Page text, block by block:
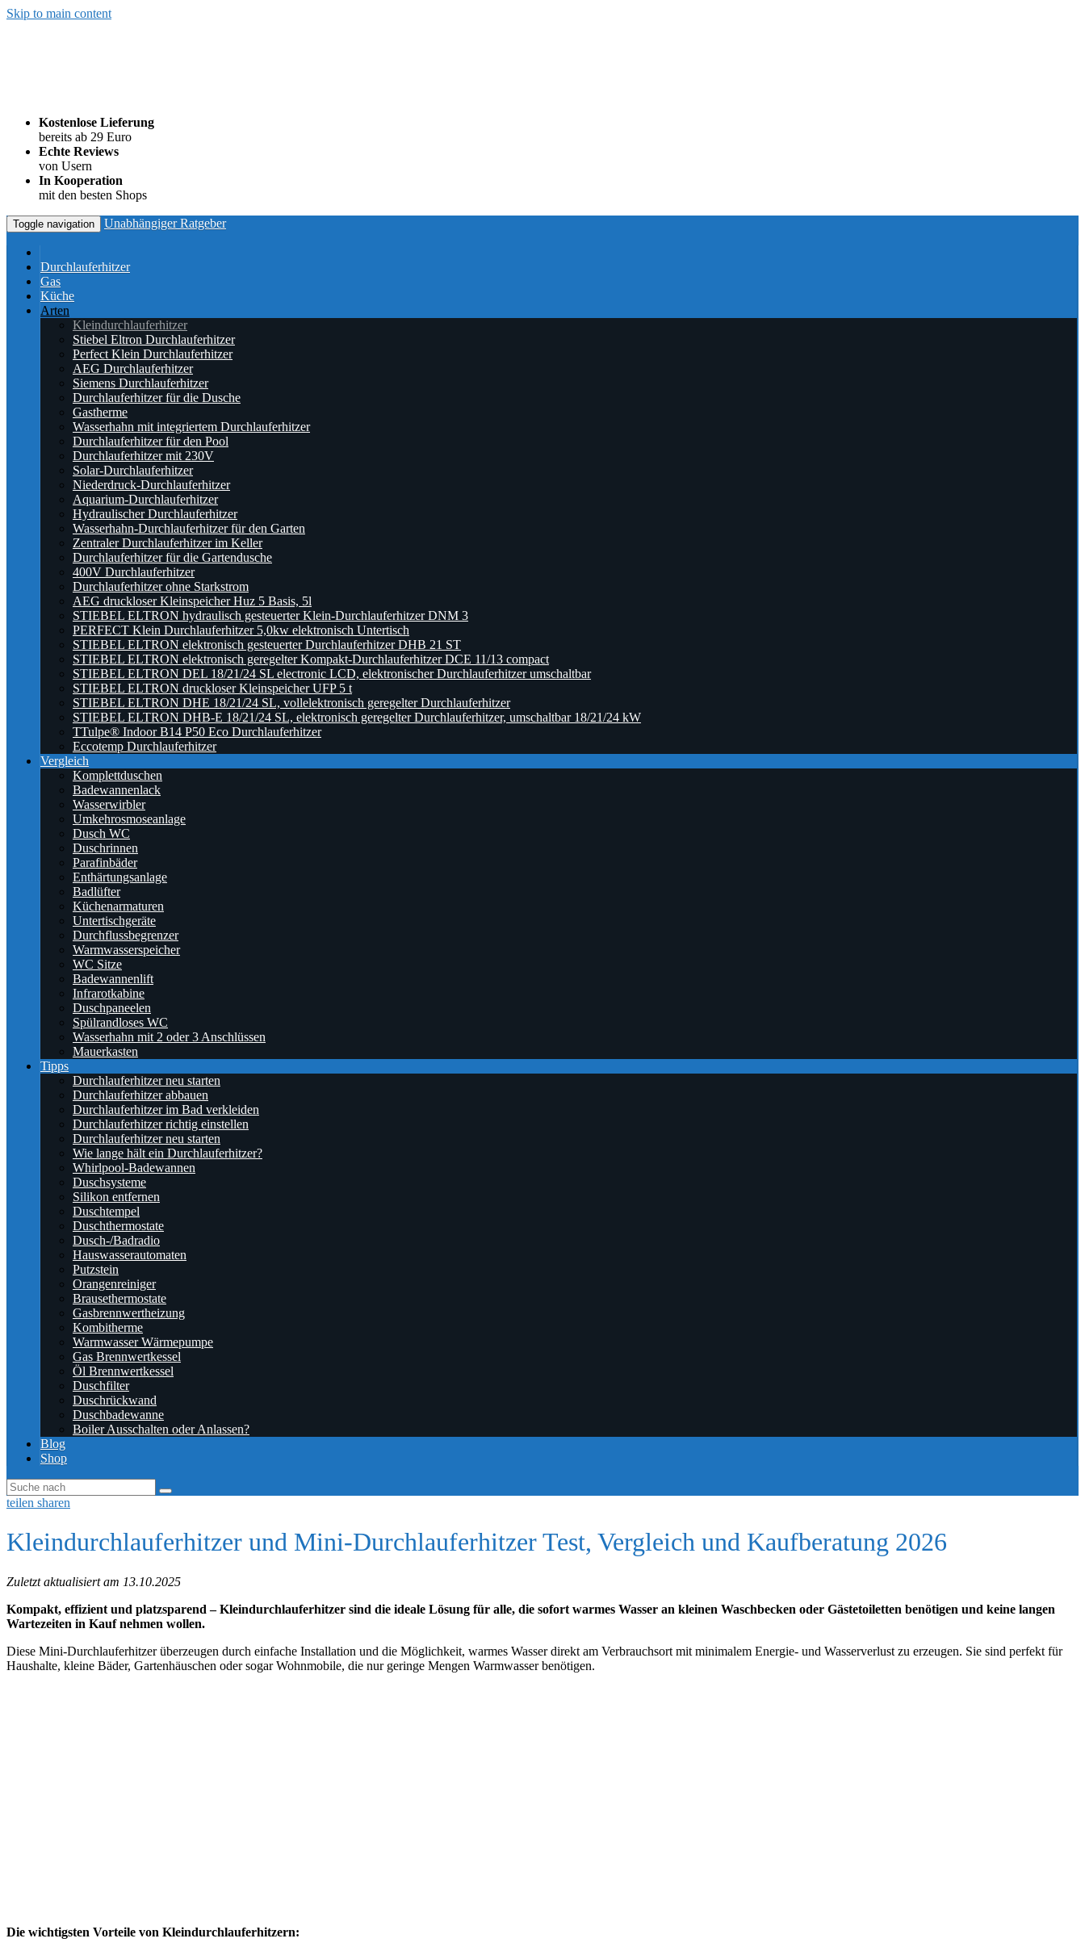
Skip to main content
Kostenlose Lieferung
bereits ab 29 Euro
Echte Reviews
von Usern
In Kooperation
mit den besten Shops
Toggle navigation Unabhängiger Ratgeber
Durchlauferhitzer
Gas
Küche
Arten
Kleindurchlauferhitzer
Stiebel Eltron Durchlauferhitzer
Perfect Klein Durchlauferhitzer
AEG Durchlauferhitzer
Siemens Durchlauferhitzer
Durchlauferhitzer für die Dusche
Gastherme
Wasserhahn mit integriertem Durchlauferhitzer
Durchlauferhitzer für den Pool
Durchlauferhitzer mit 230V
Solar-Durchlauferhitzer
Niederdruck-Durchlauferhitzer
Aquarium-Durchlauferhitzer
Hydraulischer Durchlauferhitzer
Wasserhahn-Durchlauferhitzer für den Garten
Zentraler Durchlauferhitzer im Keller
Durchlauferhitzer für die Gartendusche
400V Durchlauferhitzer
Durchlauferhitzer ohne Starkstrom
AEG druckloser Kleinspeicher Huz 5 Basis, 5l
STIEBEL ELTRON hydraulisch gesteuerter Klein-Durchlauferhitzer DNM 3
PERFECT Klein Durchlauferhitzer 5,0kw elektronisch Untertisch
STIEBEL ELTRON elektronisch gesteuerter Durchlauferhitzer DHB 21 ST
STIEBEL ELTRON elektronisch geregelter Kompakt-Durchlauferhitzer DCE 11/13 compact
STIEBEL ELTRON DEL 18/21/24 SL electronic LCD, elektronischer Durchlauferhitzer umschaltbar
STIEBEL ELTRON druckloser Kleinspeicher UFP 5 t
STIEBEL ELTRON DHE 18/21/24 SL, vollelektronisch geregelter Durchlauferhitzer
STIEBEL ELTRON DHB-E 18/21/24 SL, elektronisch geregelter Durchlauferhitzer, umschaltbar 18/21/24 kW
TTulpe® Indoor B14 P50 Eco Durchlauferhitzer
Eccotemp Durchlauferhitzer
Vergleich
Komplettduschen
Badewannenlack
Wasserwirbler
Umkehrosmoseanlage
Dusch WC
Duschrinnen
Parafinbäder
Enthärtungsanlage
Badlüfter
Küchenarmaturen
Untertischgeräte
Durchflussbegrenzer
Warmwasserspeicher
WC Sitze
Badewannenlift
Infrarotkabine
Duschpaneelen
Spülrandloses WC
Wasserhahn mit 2 oder 3 Anschlüssen
Mauerkasten
Tipps
Durchlauferhitzer neu starten
Durchlauferhitzer abbauen
Durchlauferhitzer im Bad verkleiden
Durchlauferhitzer richtig einstellen
Durchlauferhitzer neu starten
Wie lange hält ein Durchlauferhitzer?
Whirlpool-Badewannen
Duschsysteme
Silikon entfernen
Duschtempel
Duschthermostate
Dusch-/Badradio
Hauswasserautomaten
Putzstein
Orangenreiniger
Brausethermostate
Gasbrennwertheizung
Kombitherme
Warmwasser Wärmepumpe
Gas Brennwertkessel
Öl Brennwertkessel
Duschfilter
Duschrückwand
Duschbadewanne
Boiler Ausschalten oder Anlassen?
Blog
Shop
teilen sharen
Kleindurchlauferhitzer und Mini-Durchlauferhitzer Test, Vergleich und Kaufberatung 2026
Zuletzt aktualisiert am 13.10.2025
Kompakt, effizient und platzsparend – Kleindurchlauferhitzer sind die ideale Lösung für alle, die sofort warmes Wasser an kleinen Waschbecken oder Gästetoiletten benötigen und keine langen
Wartezeiten in Kauf nehmen wollen.
Diese Mini-Durchlauferhitzer überzeugen durch einfache Installation und die Möglichkeit, warmes Wasser direkt am Verbrauchsort mit minimalem Energie- und Wasserverlust zu erzeugen. Sie sind perfekt für
Haushalte, kleine Bäder, Gartenhäuschen oder sogar Wohnmobile, die nur geringe Mengen Warmwasser benötigen.
Die wichtigsten Vorteile von Kleindurchlauferhitzern: